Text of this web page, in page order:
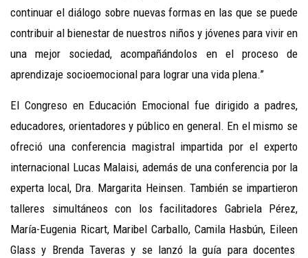
continuar el diálogo sobre nuevas formas en las que se puede
contribuir al bienestar de nuestros niños y jóvenes para vivir en
una mejor sociedad, acompañándolos en el proceso de
aprendizaje socioemocional para lograr una vida plena.”
El Congreso en Educación Emocional fue dirigido a padres,
educadores, orientadores y público en general. En el mismo se
ofreció una conferencia magistral impartida por el experto
internacional Lucas Malaisi, además de una conferencia por la
experta local, Dra. Margarita Heinsen. También se impartieron
talleres simultáneos con los facilitadores Gabriela Pérez,
María-Eugenia Ricart, Maribel Carballo, Camila Hasbún, Eileen
Glass y Brenda Taveras y se lanzó la guía para docentes